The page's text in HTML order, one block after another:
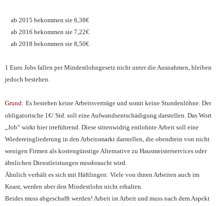
ab 2015 bekommen sie 6,38€
ab 2016 bekommen sie 7,22€
ab 2018 bekommen sie 8,50€
1 Euro Jobs fallen per Mindestlohngesetz nicht unter die Ausnahmen, bleiben
jedoch bestehen.
Grund: Es bestehen keine Arbeitsverträge und somit keine Stundenlöhne. Der
obligatorische 1€/ Std. soll eine Aufwandsentschädigung darstellen. Das Wort
„Job“ wirkt hier irreführend. Diese sittenwidrig entlohnte Arbeit soll eine
Wiedereingliederung in den Arbeitsmarkt darstellen, die obendrein von nicht
wenigen Firmen als kostengünstige Alternative zu Hausmeisterservices oder
ähnlichen Dienstleistungen missbraucht wird.
Ähnlich verhält es sich mit Häftlingen: Viele von ihnen Arbeiten auch im
Knast, werden aber den Mindestlohn nicht erhalten.
Beides muss abgeschafft werden! Arbeit ist Arbeit und muss nach dem Aspekt